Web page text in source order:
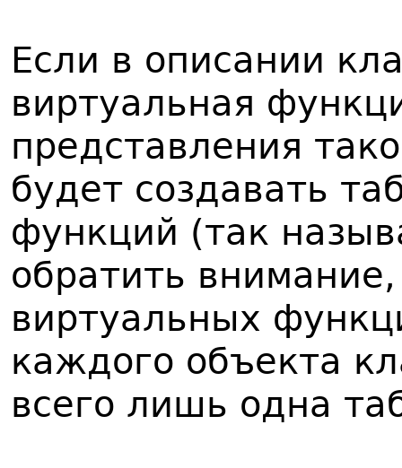
Если в описании
виртуальная
представления
будет создавать
функций (так
обратить
виртуальных
каждого объекта
всего лишь одна